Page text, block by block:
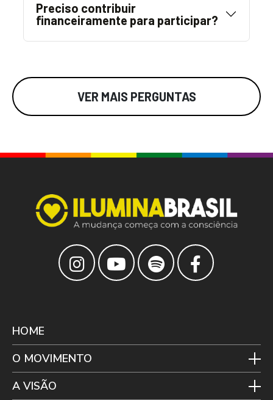
Preciso contribuir
financeiramente para participar?
VER MAIS PERGUNTAS
HOME
O MOVIMENTO
A VISÃO